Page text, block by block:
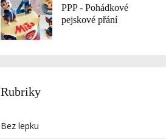
PPP - Pohádkové
pejskové přání
Rubriky
Bez lepku